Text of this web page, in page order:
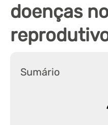
doenças
Sumário